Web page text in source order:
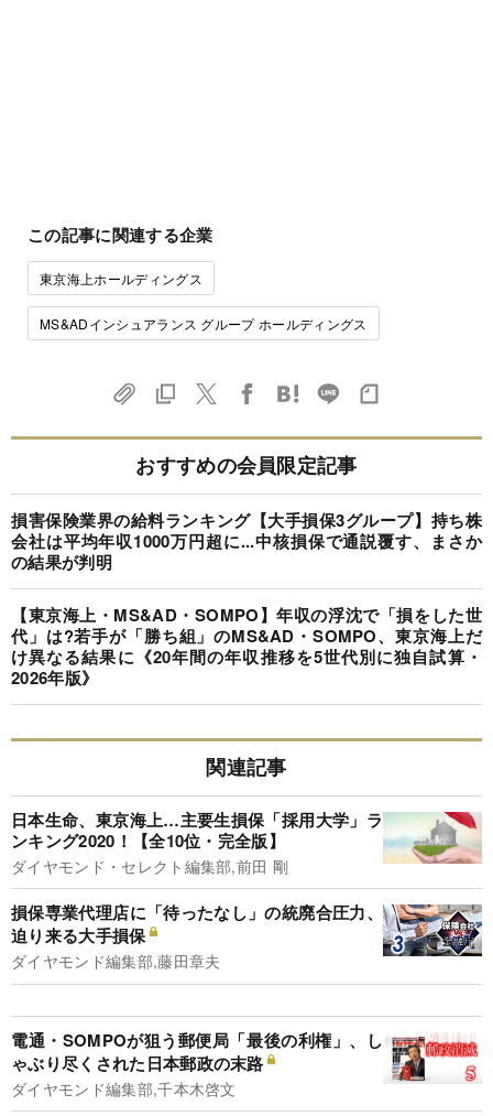
この記事に関連する企業
東京海上ホールディングス
MS&ADインシュアランス グループ ホールディングス
おすすめの会員限定記事
損害保険業界の給料ランキング【大手損保3グループ】持ち株
会社は平均年収1000万円超に...中核損保で通説覆す、まさか
の結果が判明
【東京海上・MS&AD・SOMPO】年収の浮沈で「損をした世
代」は?若手が「勝ち組」のMS&AD・SOMPO、東京海上だ
け異なる結果に《20年間の年収推移を5世代別に独自試算・
2026年版》
関連記事
日本生命、東京海上…主要生損保「採用大学」ラ
ンキング2020！【全10位・完全版】
ダイヤモンド・セレクト編集部,前田 剛
損保専業代理店に「待ったなし」の統廃合圧力、
迫り来る大手損保
ダイヤモンド編集部,藤田章夫
電通・SOMPOが狙う郵便局「最後の利権」、し
ゃぶり尽くされた日本郵政の末路
ダイヤモンド編集部,千本木啓文